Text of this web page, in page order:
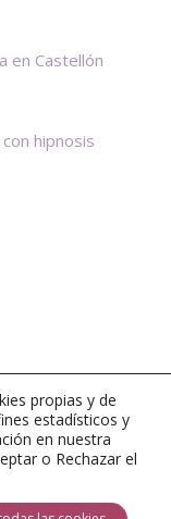
en Castellón
hipnosis
Parking Plaza
propias y de
estadísticos y
en nuestra
o Rechazar el